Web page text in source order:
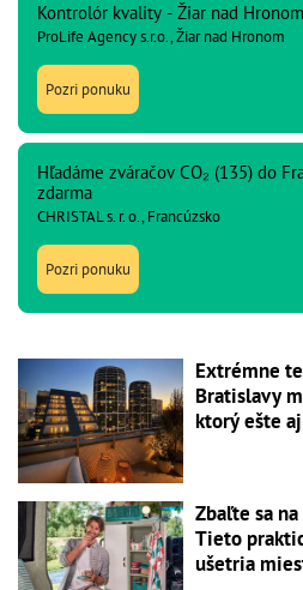
Kontrolór kvality - Žiar nad
ProLife Agency s.r.o., Žiar nad Hronom
Pozri ponuku
Hľadáme zváračov CO₂ (135) do
zdarma
CHRISTAL s. r. o., Francúzsko
Pozri ponuku
Extrémne
Bratislavy
ktorý ešte
Zbaľte sa
Tieto
ušetria